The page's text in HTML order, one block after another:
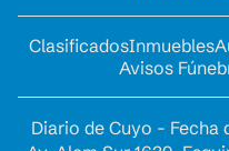
ClasificadosInmuebles
Avisos
Diario de Cuyo - Fecha